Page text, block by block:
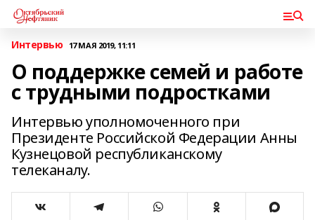
Интервью 17 МАЯ 2019, 11:11
О поддержке семей и работе
с трудными подростками
Интервью уполномоченного при
Президенте Российской Федерации Анны
Кузнецовой республиканскому
телеканалу.